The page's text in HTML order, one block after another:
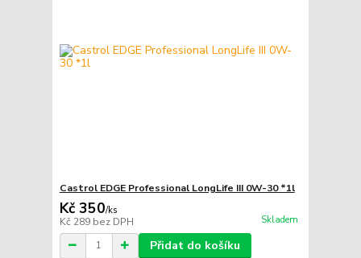
Castrol EDGE Professional LongLife III 0W-30 *1l
Kč 350/ks
Kč 289 bez DPH Skladem
Přidat do košíku